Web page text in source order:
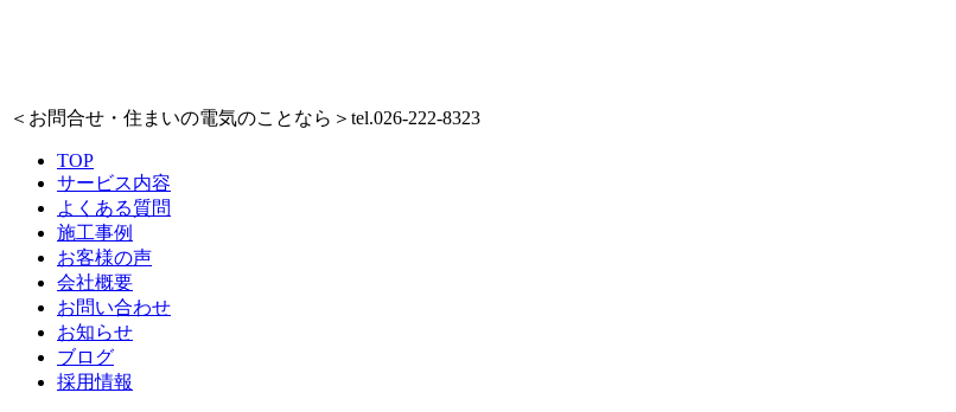
＜お問合せ・住まいの電気のことなら＞ tel.026-222-8323
TOP
サービス内容
よくある質問
施工事例
お客様の声
会社概要
お問い合わせ
お知らせ
ブログ
採用情報